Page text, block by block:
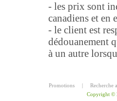
- les prix sont
canadiens et en
- le client est
dédouanement
à un autre
Promotions |
Recherche
Copyright ©